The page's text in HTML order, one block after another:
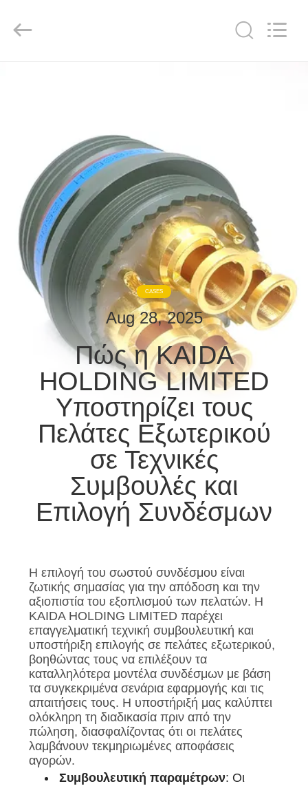
ΣΧΕΤΙΚΆ
ΕΜΆΣ
ΕΠΙΣΚΕΨΉ
ΕΡΓΟΣΤΑΣΊΟΥ
ΈΛΕΓΧΟΣ
ΠΟΙΌΤΗΤΑΣ
ΕΙΔΉΣΕΙΣ
ΥΠΟΘΈΣΕΙΣ
ΖΗΤΉΣΤΕ
ΜΙΑ
ΠΡΟΣΦΟΡΆ
ΠΟΛΙΤΙΚΉ
ΜΥΣΤΙΚΌΤΗΤΑΣ
HOLDING
LIMITED.
CASES
Aug 28, 2025
Πώς η KAIDA
HOLDING LIMITED
Υποστηρίζει τους
Πελάτες Εξωτερικού
σε Τεχνικές
Συμβουλές και
Επιλογή Συνδέσμων
Η επιλογή του σωστού συνδέσμου είναι
ζωτικής σημασίας για την απόδοση και την
αξιοπιστία του εξοπλισμού των πελατών. Η
KAIDA HOLDING LIMITED παρέχει
επαγγελματική τεχνική συμβουλευτική και
υποστήριξη επιλογής σε πελάτες εξωτερικού,
βοηθώντας τους να επιλέξουν τα
καταλληλότερα μοντέλα συνδέσμων με βάση
τα συγκεκριμένα σενάρια εφαρμογής και τις
απαιτήσεις τους. Η υποστήριξή μας καλύπτει
ολόκληρη τη διαδικασία πριν από την
πώληση, διασφαλίζοντας ότι οι πελάτες
λαμβάνουν τεκμηριωμένες αποφάσεις
αγορών.
Συμβουλευτική παραμέτρων: Οι